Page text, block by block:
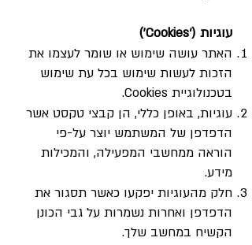
עוגיות (‘Cookies’)
האתר עושה שימוש או שומר לעצמו את
הזכות לעשות שימוש בכל עת שימוש
בטכנולוגיית Cookies.
עוגיות, באופן כללי, הן קבצי טקסט אשר
הדפדפן של המשתמש יוצר על-פי
הוראה ממחשבי המפעילה, והמכילות
מידע.
חלק מהעוגיות יפקעו כאשר תסגור את
הדפדפן ואחרות נשמרות על גבי הכונן
הקשיח במחשב שלך.